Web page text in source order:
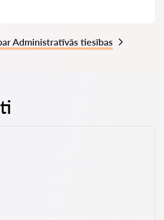
Administratīvās tiesības